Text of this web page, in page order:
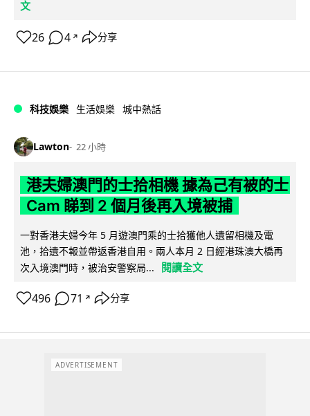
文
26 4 ↗ 分享
科技娛樂 生活娛樂 城中熱話
Lawton 22 小時
港夫婦澳門的士拾相機 據為己有被的士
Cam 睇到 2 個月後再入境被捕
一對香港夫婦今年 5 月遊澳門乘的士拾獲他人遺留相機及電
池，拾遺不報並帶返香港自用。兩人本月 2 日經港珠澳大橋再
次入境澳門時，被治安警察局...
閱讀全文
496 71 ↗ 分享
ADVERTISEMENT